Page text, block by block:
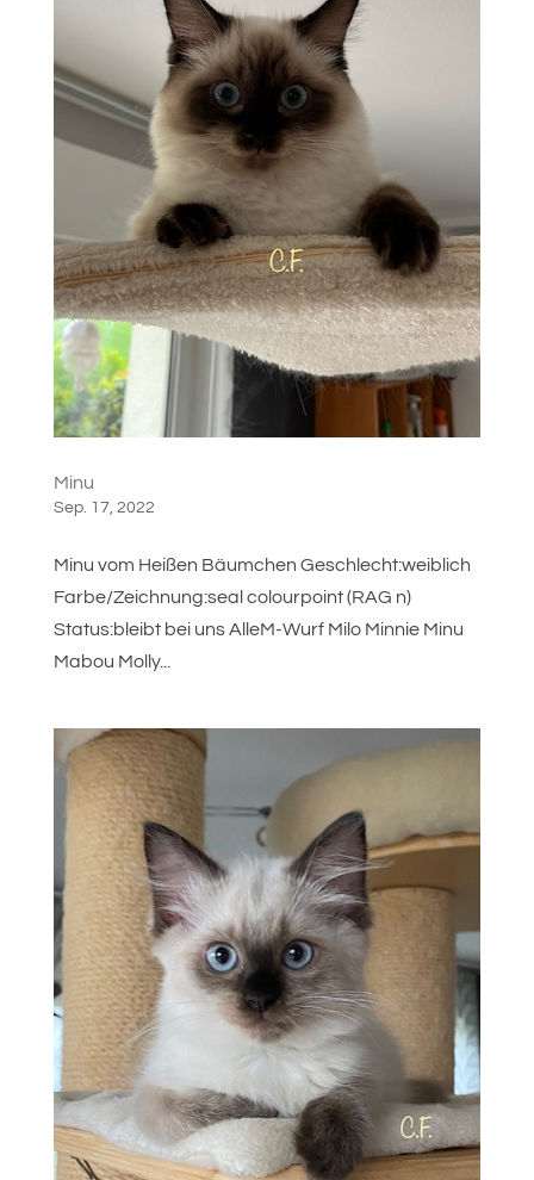
Minu
Sep. 17, 2022
Minu vom Heißen Bäumchen Geschlecht:weiblich
Farbe/Zeichnung:seal colourpoint (RAG n)
Status:bleibt bei uns AlleM-Wurf Milo Minnie Minu
Mabou Molly...